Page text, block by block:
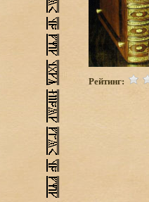
Рейтинг: